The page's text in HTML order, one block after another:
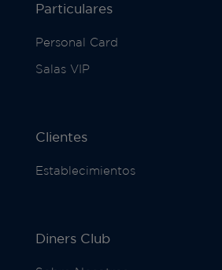
Particulares
Personal Card
Salas VIP
Clientes
Establecimientos
Diners Club